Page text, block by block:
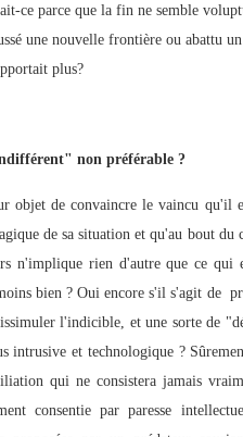
ce parce que la fin ne semble
une nouvelle frontière ou abattu
plus?
non préférable ?
objet de convaincre le vaincu qu'il
de sa situation et qu'au bout du
n'implique rien d'autre que ce qui
bien ? Oui encore s'il s'agit de
l'indicible, et une sorte de
intrusive et technologique ?
qui ne consistera jamais
consentie par paresse